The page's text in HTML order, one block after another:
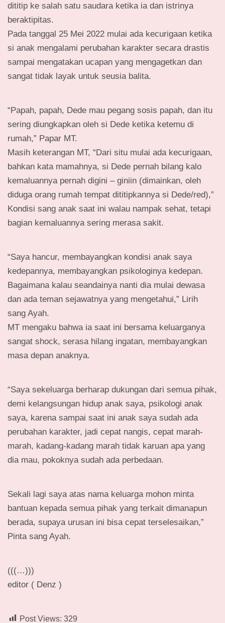
dititip ke salah satu saudara ketika ia dan istrinya
beraktipitas.
Pada tanggal 25 Mei 2022 mulai ada kecurigaan ketika
si anak mengalami perubahan karakter secara drastis
sampai mengatakan ucapan yang mengagetkan dan
sangat tidak layak untuk seusia balita.
“Papah, papah, Dede mau pegang sosis papah, dan itu
sering diungkapkan oleh si Dede ketika ketemu di
rumah,” Papar MT.
Masih keterangan MT, “Dari situ mulai ada kecurigaan,
bahkan kata mamahnya, si Dede pernah bilang kalo
kemaluannya pernah digini – giniin (dimainkan, oleh
diduga orang rumah tempat dititipkannya si Dede/red),”
Kondisi sang anak saat ini walau nampak sehat, tetapi
bagian kemaluannya sering merasa sakit.
“Saya hancur, membayangkan kondisi anak saya
kedepannya, membayangkan psikologinya kedepan.
Bagaimana kalau seandainya nanti dia mulai dewasa
dan ada teman sejawatnya yang mengetahui,” Lirih
sang Ayah.
MT mengaku bahwa ia saat ini bersama keluarganya
sangat shock, serasa hilang ingatan, membayangkan
masa depan anaknya.
“Saya sekeluarga berharap dukungan dari semua pihak,
demi kelangsungan hidup anak saya, psikologi anak
saya, karena sampai saat ini anak saya sudah ada
perubahan karakter, jadi cepat nangis, cepat marah-
marah, kadang-kadang marah tidak karuan apa yang
dia mau, pokoknya sudah ada perbedaan.
Sekali lagi saya atas nama keluarga mohon minta
bantuan kepada semua pihak yang terkait dimanapun
berada, supaya urusan ini bisa cepat terselesaikan,”
Pinta sang Ayah.
(((…)))
editor ( Denz )
Post Views: 329